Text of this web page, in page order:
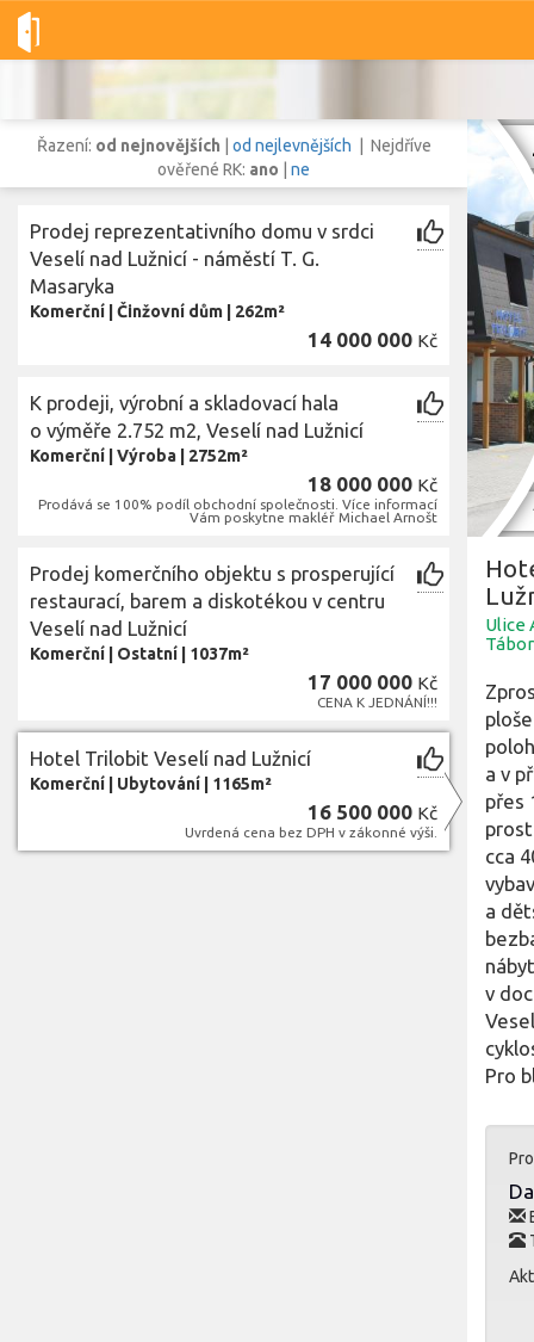
Dobré-nemovitosti.cz obec Veselí nad Lužnicí, okres Tábor,
Vše Byty Pozemky
Lokalita
okres Tábor, Jihočeský kraj
Cena
Řazení: od nejnovějších od nejlevnějších | Nejdříve
ověřené RK: ano ne
Prodej reprezentativního domu v srdci
Veselí nad Lužnicí - náměstí T. G.
Masaryka
Komerční Činžovní dům 262m²
14 000 000 Kč
K prodeji, výrobní a skladovací hala
o výměře 2.752 m2, Veselí nad Lužnicí
Komerční Výroba 2752m²
18 000 000 Kč
Prodává se 100% podíl obchodní společnosti. Více informací
Vám poskytne makléř Michael Arnošt
Prodej komerčního objektu s prosperující
restaurací, barem a diskotékou v centru
Veselí nad Lužnicí
Komerční Ostatní 1037m²
17 000 000 Kč
CENA K JEDNÁNÍ!!!
Hotel Trilobit Veselí nad Lužnicí
Komerční Ubytování 1165m²
16 500 000 Kč
Uvrdená cena bez DPH v zákonné výši.
Ulice
Tábor
a v
přes
cca
a
v
Pro